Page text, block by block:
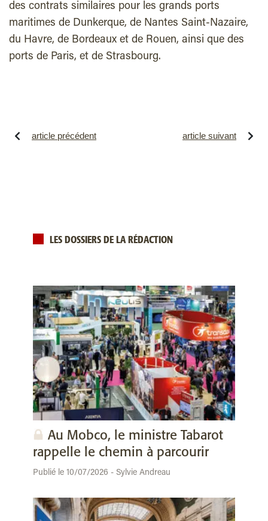
des contrats similaires pour les grands ports
maritimes de Dunkerque, de Nantes Saint-Nazaire,
du Havre, de Bordeaux et de Rouen, ainsi que des
ports de Paris, et de Strasbourg.
article précédent article suivant
LES DOSSIERS DE LA RÉDACTION
Au Mobco, le ministre Tabarot
rappelle le chemin à parcourir
Publié le 10/07/2026 - Sylvie Andreau